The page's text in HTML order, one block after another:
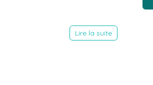
Lire la suite